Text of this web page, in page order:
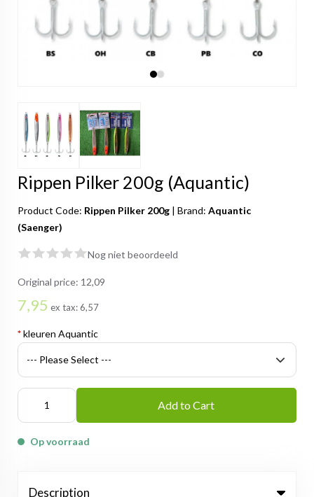
Rippen Pilker 200g (Aquantic)
Product Code: Rippen Pilker 200g | Brand: Aquantic
(Saenger)
Nog niet beoordeeld
Original price: 12,09
7,95 ex tax:6,57
*kleuren Aquantic
Add to Cart
Op voorraad
Description